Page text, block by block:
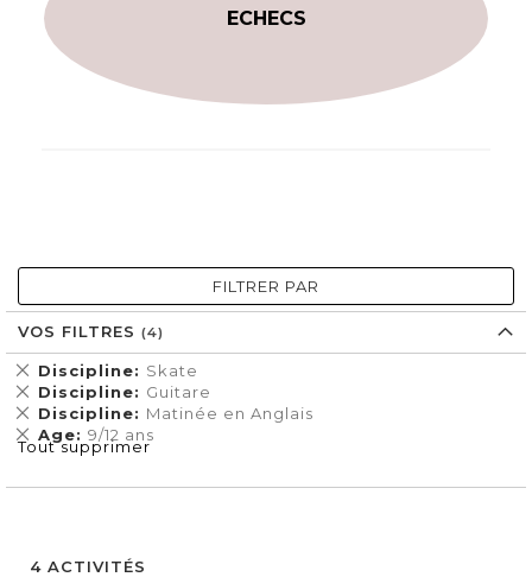
ECHECS
4 ACTIVITÉS
FILTRER PAR
VOS FILTRES
Discipline Skate
Supprimer
cet
Élément
Discipline Guitare
Supprimer
cet
Élément
Discipline Matinée en Anglais
Supprimer
cet
Élément
Age 9/12 ans
Supprimer
cet
Tout supprimer